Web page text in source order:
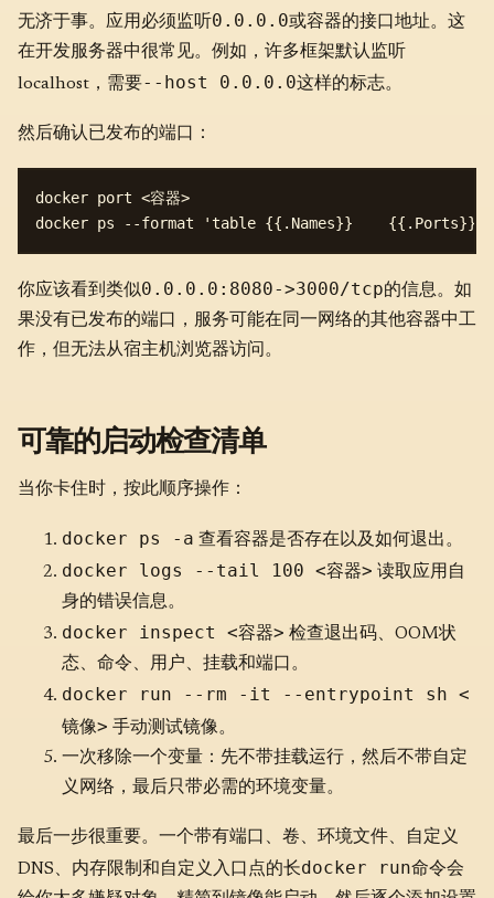
无济于事。应用必须监听0.0.0.0或容器的接口地址。这
在开发服务器中很常见。例如，许多框架默认监听
localhost，需要--host 0.0.0.0这样的标志。
然后确认已发布的端口：
docker port <容器>
你应该看到类似0.0.0.0:8080->3000/tcp的信息。如
果没有已发布的端口，服务可能在同一网络的其他容器中工
作，但无法从宿主机浏览器访问。
可靠的启动检查清单
当你卡住时，按此顺序操作：
docker ps -a 查看容器是否存在以及如何退出。
docker logs --tail 100 <容器> 读取应用自
身的错误信息。
docker inspect <容器> 检查退出码、OOM状
态、命令、用户、挂载和端口。
docker run --rm -it --entrypoint sh <
镜像> 手动测试镜像。
一次移除一个变量：先不带挂载运行，然后不带自定
义网络，最后只带必需的环境变量。
最后一步很重要。一个带有端口、卷、环境文件、自定义
DNS、内存限制和自定义入口点的长docker run命令会